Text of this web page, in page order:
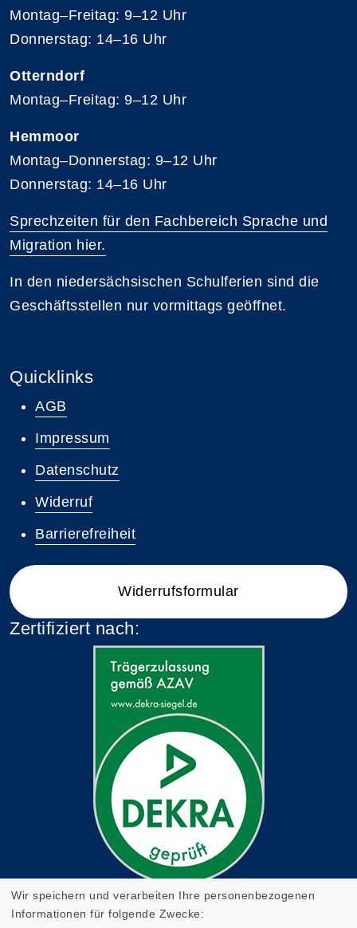
Montag–Freitag: 9–12 Uhr
Donnerstag: 14–16 Uhr
Otterndorf
Montag–Freitag: 9–12 Uhr
Hemmoor
Montag–Donnerstag: 9–12 Uhr
Donnerstag: 14–16 Uhr
Sprechzeiten für den Fachbereich Sprache und
Migration hier.
In den niedersächsischen Schulferien sind die
Geschäftsstellen nur vormittags geöffnet.
Quicklinks
AGB
Impressum
Datenschutz
Widerruf
Barrierefreiheit
Widerrufsformular
Zertifiziert nach:
Wir speichern und verarbeiten Ihre personenbezogenen
Informationen für folgende Zwecke: